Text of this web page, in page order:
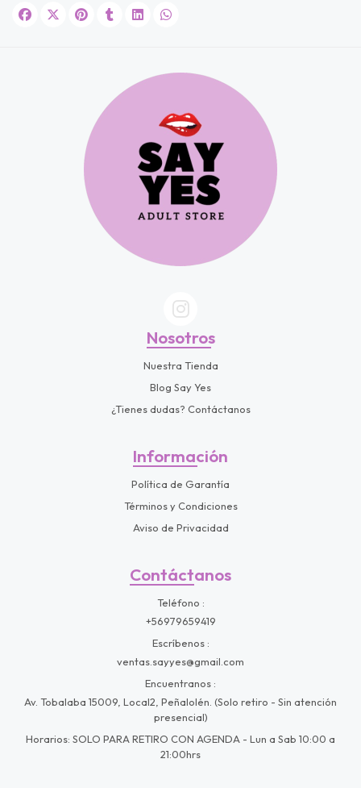
Nosotros
Nuestra Tienda
Blog Say Yes
¿Tienes dudas? Contáctanos
Información
Política de Garantía
Términos y Condiciones
Aviso de Privacidad
Contáctanos
Teléfono
+56979659419
Escríbenos
ventas.sayyes@gmail.com
Encuentranos
Av. Tobalaba 15009, Local2, Peñalolén. (Solo retiro - Sin atención
presencial)
Horarios: SOLO PARA RETIRO CON AGENDA - Lun a Sab 10:00 a
21:00hrs